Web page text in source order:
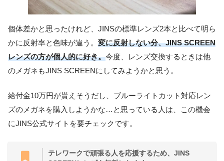
個体差かと思ったけれど、JINSの標準レンズ2本と比べて明ら
かに反射率と色味が違う。 変に反射しない分、JINS SCREEN
レンズの方が個人的に好き。今度、レンズ交換するときは他
のメガネもJINS SCREENにしてみようかと思う。
給付金10万円が貰えそうだし、ブルーライトカット対応レン
ズのメガネを購入しようかな…と思っている人は、この機会
にJINS公式サイトを要チェックです。
テレワークで頑張る人を応援するため、JINS